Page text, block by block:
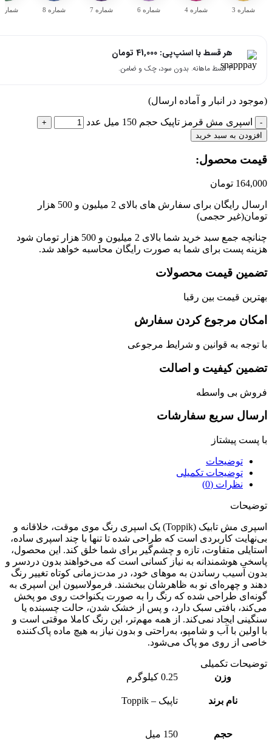
شماره 3 شماره 4 شماره 6 شماره 7 شماره 8 شماره 9
هر قسط با اسنپ‌پی:41,000تومان
۴ قسط ماهانه. بدون سود، چک و ضامن.
در انبار و آماده ارسال)
اسپری مش قرمز تاپیک حجم 150 میل عدد
به سبد خرید
محصول:​
تومان
ارسال رایگان برای سفارش های بالای 2 میلیون و 500 هزار
حجمی)
چنانچه جمع سبد خرید شما بالای 2 میلیون و 500 هزار تومان شود
پست برای شما به صورت رایگان محاسبه خواهد شد.
قیمت محصولات
قیمت بین رقبا
مرجوع کردن سفارش
به قوانین و شرایط مرجوعی
کیفیت و اصالت
بی واسطه
سریع سفارشات
پیشتاز
توضیحات
توضیحات تکمیلی
نظرات (0)
اسپری مش تابیک (Toppik) یک اسپری رنگ موی موقت، خلاقانه و
کاربردی است که طراحی شده تا تنها با چند اسپری ساده،
متفاوت، تازه و چشم‌گیر برای شما خلق کند. این محصول،
هوشمندانه به نیاز کسانی است که می‌خواهند بدون دردسر و
آسیب رساندن به موهای خود، در مدت‌زمانی کوتاه تغییر رنگ
و چهره‌ای نو به ظاهرشان ببخشند. فرمولاسیون این اسپری به
طراحی شده که رنگ را به صورت یکنواخت روی مو پخش
بافتی سبک دارد، و پس از خشک شدن، حالت چسبنده یا
ایجاد نمی‌کند. از همه مهم‌تر، این رنگ کاملا موقتی است و
با آب و شامپو، به‌راحتی و بدون نیاز به هیچ ماده پاک‌کننده
از روی مو پاک می‌شود.
تکمیلی
وزن
0.25 کیلوگرم
نام برند تاپیک – Toppik
حجم